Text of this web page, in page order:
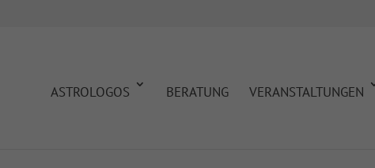
ASTROLOGOS BERATUNG VERANSTALTUNGEN